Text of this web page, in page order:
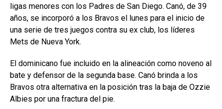
ligas menores con los Padres de San Diego. Canó, de 39
años, se incorporó a los Bravos el lunes para el inicio de
una serie de tres juegos contra su ex club, los líderes
Mets de Nueva York.
El dominicano fue incluido en la alineación como noveno al
bate y defensor de la segunda base. Canó brinda a los
Bravos otra alternativa en la posición tras la baja de Ozzie
Albies por una fractura del pie.